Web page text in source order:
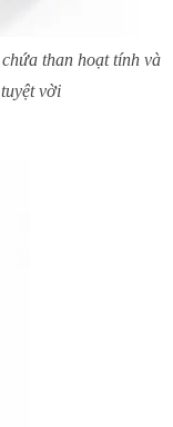
than hoạt tính và
vời